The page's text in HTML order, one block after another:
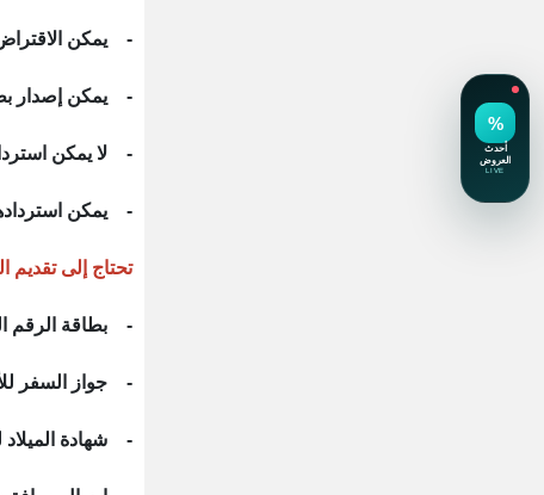
- يمكن الاقتراض
- يمكن إصدار
- لا يمكن استردادها قبل مضي 6 أشهر
- يمكن
تحتاج إلى تقديم
- بطاقة الرقم
- جواز السفر
- شهادة الميلاد